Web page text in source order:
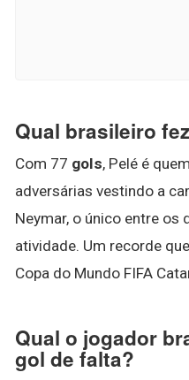
Qual brasileiro
Com 77 gols, Pelé é quem
adversárias vestindo a
Neymar, o único entre os
atividade. Um recorde
Copa do Mundo FIFA
Qual o jogador
gol de falta?